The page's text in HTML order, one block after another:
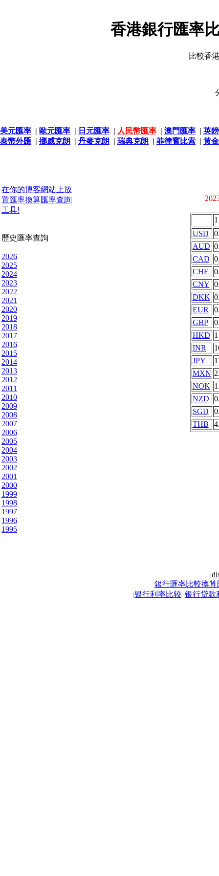
香港銀行匯率
比較香
美元匯率 | 歐元匯率 | 日元匯率 | 人民幣匯率 | 澳門匯率 | 英
泰幣外匯 | 挪威克朗 | 丹麥克朗 | 瑞典克朗 | 菲律賓比索 | 黃
在你的博客網站上放
置匯率換算匯率查詢
工具!
歷史匯率查詢
2026
2025
2024
2023
2022
2021
2020
2019
2018
2017
2016
2015
2014
2013
2012
2011
2010
2009
2008
2007
2006
2005
2004
2003
2002
2001
2000
1999
1998
1997
1996
1995
USD
AUD
CAD
CHF
CNY
DKK
EUR
GBP
HKD 1
INR
JPY
MXN
NOK
NZD
SGD
THB
|
銀行匯率比較換算
|银行利率比较 |银行贷款